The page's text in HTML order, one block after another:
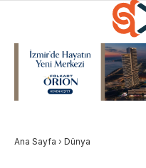
Ana Sayfa › Dünya